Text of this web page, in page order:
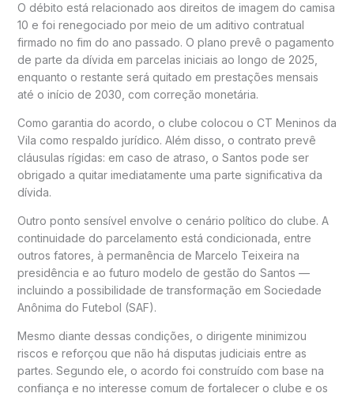
O débito está relacionado aos direitos de imagem do camisa
10 e foi renegociado por meio de um aditivo contratual
firmado no fim do ano passado. O plano prevê o pagamento
de parte da dívida em parcelas iniciais ao longo de 2025,
enquanto o restante será quitado em prestações mensais
até o início de 2030, com correção monetária.
Como garantia do acordo, o clube colocou o CT Meninos da
Vila como respaldo jurídico. Além disso, o contrato prevê
cláusulas rígidas: em caso de atraso, o Santos pode ser
obrigado a quitar imediatamente uma parte significativa da
dívida.
Outro ponto sensível envolve o cenário político do clube. A
continuidade do parcelamento está condicionada, entre
outros fatores, à permanência de Marcelo Teixeira na
presidência e ao futuro modelo de gestão do Santos —
incluindo a possibilidade de transformação em Sociedade
Anônima do Futebol (SAF).
Mesmo diante dessas condições, o dirigente minimizou
riscos e reforçou que não há disputas judiciais entre as
partes. Segundo ele, o acordo foi construído com base na
confiança e no interesse comum de fortalecer o clube e os